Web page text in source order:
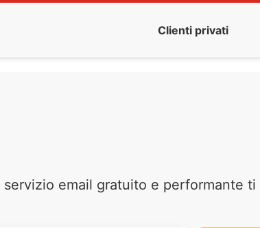
Clienti privati
email gratuito e performante